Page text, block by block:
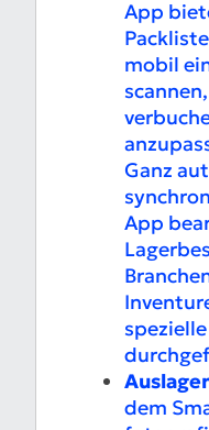
App
mobil
Ganz
App
dem